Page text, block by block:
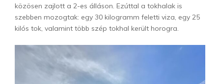
közösen zajlott a 2-es álláson. Ezúttal a tokhalak is
szebben mozogtak: egy 30 kilogramm feletti viza, egy 25
kilós tok, valamint több szép tokhal került horogra.